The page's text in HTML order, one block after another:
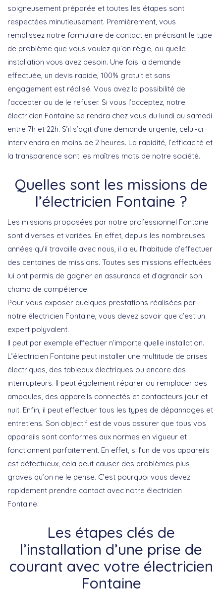
soigneusement préparée et toutes les étapes sont
respectées minutieusement. Premièrement, vous
remplissez notre formulaire de contact en précisant le type
de problème que vous voulez qu’on règle, ou quelle
installation vous avez besoin. Une fois la demande
effectuée, un devis rapide, 100% gratuit et sans
engagement est réalisé. Vous avez la possibilité de
l’accepter ou de le refuser. Si vous l’acceptez, notre
électricien Fontaine se rendra chez vous du lundi au samedi
entre 7h et 22h. S’il s’agit d’une demande urgente, celui-ci
interviendra en moins de 2 heures. La rapidité, l’efficacité et
la transparence sont les maîtres mots de notre société.
Quelles sont les missions de
l’électricien Fontaine ?
Les missions proposées par notre professionnel Fontaine
sont diverses et variées. En effet, depuis les nombreuses
années qu’il travaille avec nous, il a eu l’habitude d’effectuer
des centaines de missions. Toutes ses missions effectuées
lui ont permis de gagner en assurance et d’agrandir son
champ de compétence.
Pour vous exposer quelques prestations réalisées par
notre électricien Fontaine, vous devez savoir que c’est un
expert polyvalent.
Il peut par exemple effectuer n’importe quelle installation.
L’électricien Fontaine peut installer une multitude de prises
électriques, des tableaux électriques ou encore des
interrupteurs. Il peut également réparer ou remplacer des
ampoules, des appareils connectés et contacteurs jour et
nuit. Enfin, il peut effectuer tous les types de dépannages et
entretiens. Son objectif est de vous assurer que tous vos
appareils sont conformes aux normes en vigueur et
fonctionnent parfaitement. En effet, si l’un de vos appareils
est défectueux, cela peut causer des problèmes plus
graves qu’on ne le pense. C’est pourquoi vous devez
rapidement prendre contact avec notre électricien
Fontaine.
Les étapes clés de
l’installation d’une prise de
courant avec votre électricien
Fontaine